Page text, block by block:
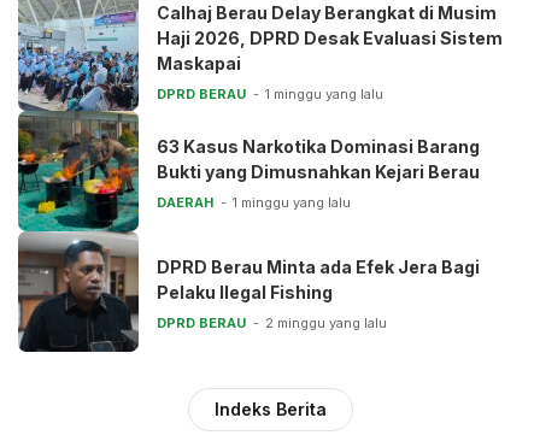
Calhaj Berau Delay Berangkat di Musim
Haji 2026, DPRD Desak Evaluasi Sistem
Maskapai
DPRD BERAU 1 minggu yang lalu
63 Kasus Narkotika Dominasi Barang
Bukti yang Dimusnahkan Kejari Berau
DAERAH 1 minggu yang lalu
DPRD Berau Minta ada Efek Jera Bagi
Pelaku Ilegal Fishing
DPRD BERAU 2 minggu yang lalu
Indeks Berita